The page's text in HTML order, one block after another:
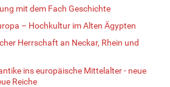
mit dem Fach Geschichte
– Hochkultur im Alten Ägypten
Herrschaft an Neckar, Rhein und
ins europäische Mittelalter - neue
Reiche